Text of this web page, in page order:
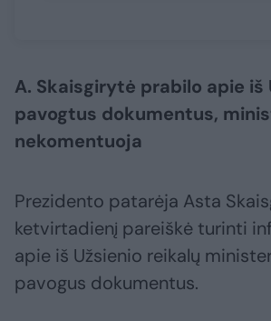
A. Skaisgirytė prabilo apie iš
pavogtus dokumentus,
nekomentuoja
Prezidento patarėja Asta
ketvirtadienį pareiškė turinti
apie iš Užsienio reikalų
pavogus dokumentus.